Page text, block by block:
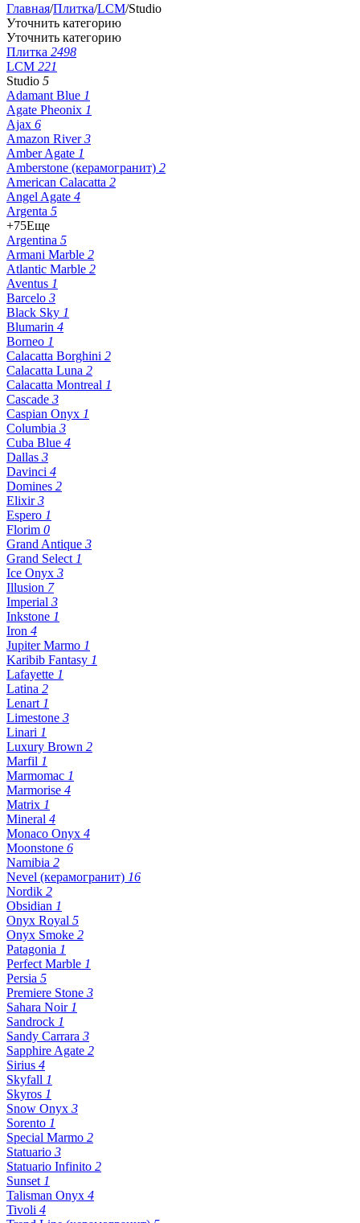
Главная/Плитка/LCM/Studio
Уточнить категорию
Уточнить категорию
Плитка 2498
LCM 221
Studio 5
Adamant Blue 1
Agate Pheonix 1
Ajax 6
Amazon River3
Amber Agate 1
Amberstone (керамогранит) 2
American Calacatta 2
Angel Agate 4
Argenta 5
+75Еще
Argentina 5
Armani Marble 2
Atlantic Marble 2
Aventus 1
Barcelo 3
Black Sky 1
Blumarin 4
Borneo 1
Calacatta Borghini 2
Calacatta Luna 2
Calacatta Montreal 1
Cascade 3
Caspian Onyx 1
Columbia 3
Cuba Blue 4
Dallas 3
Davinci 4
Domines 2
Elixir3
Espero 1
Florim 0
Grand Antique 3
Grand Select 1
Ice Onyx 3
Illusion 7
Imperial 3
Inkstone 1
Iron 4
Jupiter Marmo 1
Karibib Fantasy 1
Lafayette 1
Latina 2
Lenart 1
Limestone 3
Linari 1
Luxury Brown 2
Marfil 1
Marmomac 1
Marmorise 4
Matrix 1
Mineral 4
Monaco Onyx 4
Moonstone 6
Namibia 2
Nevel (керамогранит) 16
Nordik 2
Obsidian 1
Onyx Royal 5
Onyx Smoke 2
Patagonia 1
Perfect Marble 1
Persia 5
Premiere Stone 3
Sahara Noir 1
Sandrock 1
Sandy Carrara 3
Sapphire Agate 2
Sirius 4
Skyfall 1
Skyros 1
Snow Onyx 3
Sorento 1
Special Marmo 2
Statuario 3
Statuario Infinito 2
Sunset 1
Talisman Onyx 4
Tivoli 4